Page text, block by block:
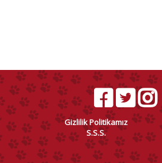
Gizlilik Politikamız
S.S.S.